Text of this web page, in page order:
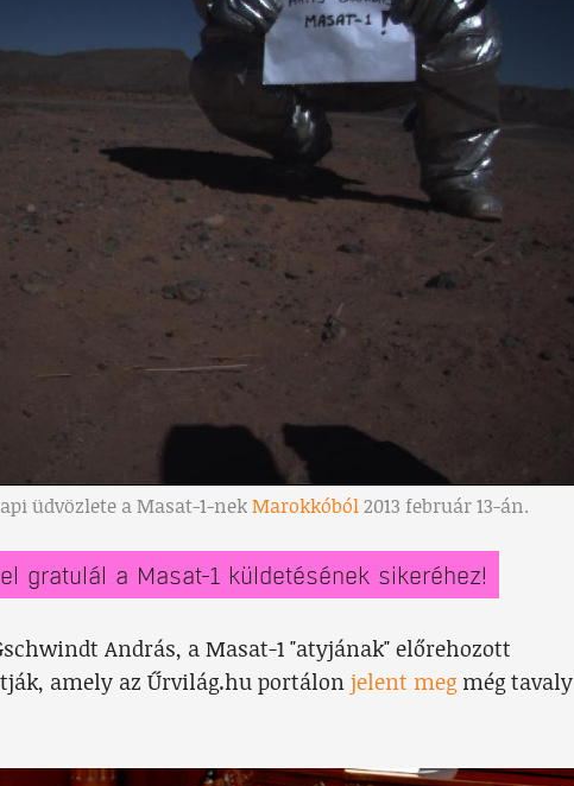
üdvözlete a Masat-1-nekMarokkóból2013 február 13-án.
gratulál a Masat-1 küldetésének sikeréhez!
András, a Masat-1 "atyjának" előrehozott
amely az Űrvilág.hu portálon jelent meg még tavaly